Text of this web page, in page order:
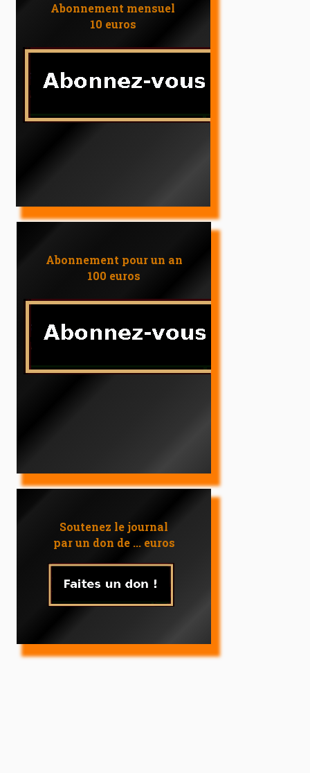
Abonnement mensuel
10 euros
Abonnement pour un an
100 euros
Soutenez le journal
par un don de ... euros